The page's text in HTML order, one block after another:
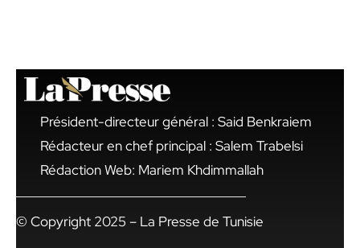
Président-directeur général : Said Benkraiem
Rédacteur en chef principal : Salem Trabelsi
Rédaction Web: Mariem Khdimmallah
© Copyright 2025 – La Presse de Tunisie